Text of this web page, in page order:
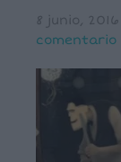
8 junio, 2016
comentario